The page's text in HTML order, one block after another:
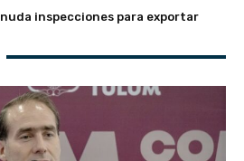
Ángel Aguirre por presunta